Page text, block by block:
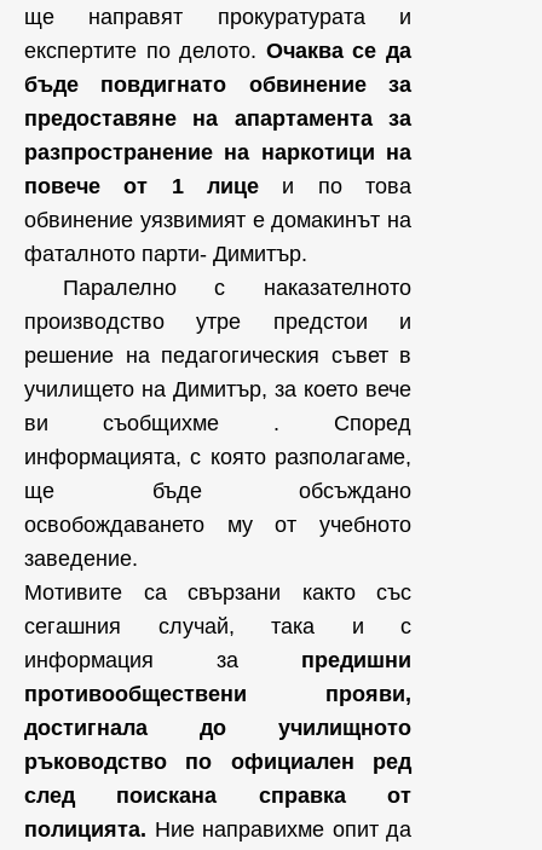
ще направят прокуратурата и
експертите по делото. Очаква се да
бъде повдигнато обвинение за
предоставяне на апартамента за
разпространение на наркотици на
повече от 1 лице и по това
обвинение уязвимият е домакинът на
фаталното парти- Димитър.
Паралелно с наказателното
производство утре предстои и
решение на педагогическия съвет в
училището на Димитър, за което вече
ви съобщихме . Според
информацията, с която разполагаме,
ще бъде обсъждано
освобождаването му от учебното
заведение.
Мотивите са свързани както със
сегашния случай, така и с
информация за предишни
противообществени прояви,
достигнала до училищното
ръководство по официален ред
след поискана справка от
полицията. Ние направихме опит да